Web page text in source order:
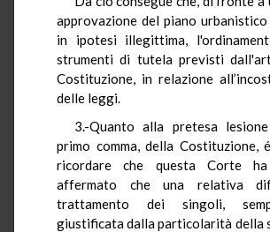
approvazione del piano
in ipotesi illegittima,
strumenti di tutela previsti
Costituzione, in relazione
delle leggi.
3.-Quanto alla pretesa
primo comma, della Costituzione,
ricordare che questa Corte
affermato che una relativa
trattamento dei singoli,
giustificata dalla particolarità della